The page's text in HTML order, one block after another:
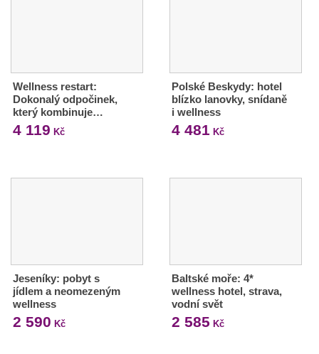
Wellness restart:
Dokonalý odpočinek,
který kombinuje…
4 119 Kč
Polské Beskydy: hotel
blízko lanovky, snídaně
i wellness
4 481 Kč
Jeseníky: pobyt s
jídlem a neomezeným
wellness
2 590 Kč
Baltské moře: 4*
wellness hotel, strava,
vodní svět
2 585 Kč